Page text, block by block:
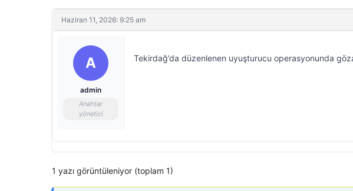
Haziran 11, 2026: 9:25 am
A
admin
Anahtar
yönetici
Tekirdağ’da düzenlenen uyuşturucu operasyonunda
1 yazı görüntüleniyor (toplam 1)